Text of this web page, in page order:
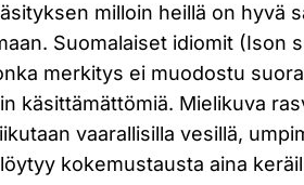
milloin heillä on hyvä
Suomalaiset idiomit (Ison
merkitys ei muodostu
käsittämättömiä. Mielikuva
vaarallisilla vesillä,
kokemustausta aina